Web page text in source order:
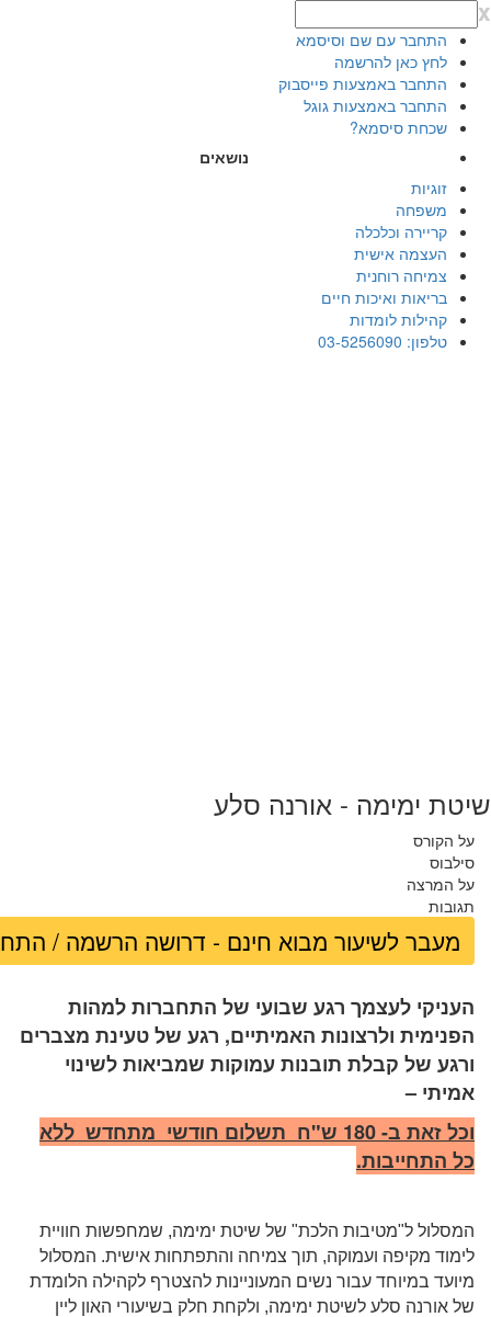
x
התחבר עם שם וסיסמא
לחץ כאן להרשמה
התחבר באמצעות פייסבוק
התחבר באמצעות גוגל
שכחת סיסמא?
נושאים
זוגיות
משפחה
קריירה וכלכלה
העצמה אישית
צמיחה רוחנית
בריאות ואיכות חיים
קהילות לומדות
טלפון: 03-5256090
שיטת ימימה - אורנה סלע
על הקורס
סילבוס
על המרצה
תגובות
מעבר לשיעור מבוא חינם - דרושה הרשמה /
העניקי לעצמך רגע שבועי של התחברות למהות
הפנימית ולרצונות האמיתיים, רגע של טעינת מצברים
ורגע של קבלת תובנות עמוקות שמביאות לשינוי
אמיתי –
וכל זאת ב- 180 ש"ח תשלום חודשי מתחדש ללא
כל התחייבות.
המסלול ל"מטיבות הלכת" של שיטת ימימה, שמחפשות חוויית
לימוד מקיפה ועמוקה, תוך צמיחה והתפתחות אישית. המסלול
מיועד במיוחד עבור נשים המעוניינות להצטרף לקהילה הלומדת
של אורנה סלע לשיטת ימימה, ולקחת חלק בשיעורי האון ליין